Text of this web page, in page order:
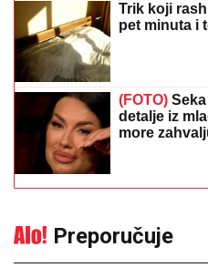
Trik koji
pet minuta i
(FOTO)
detalje iz
more
Preporučuje